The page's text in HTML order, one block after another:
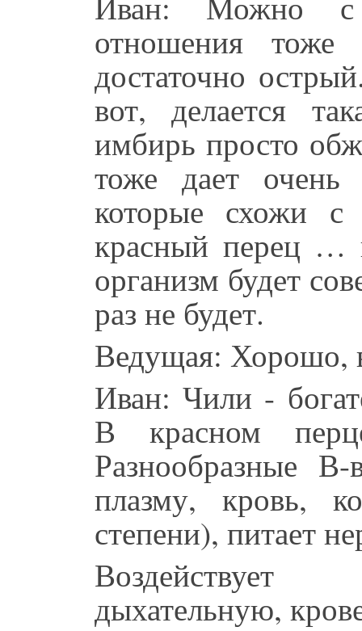
отношения
достаточно
вот, делается
имбирь просто
тоже дает
которые схожи
красный перец …
организм будет
раз не будет.
Ведущая: Хорошо,
Иван: Чили -
В красном
Разнообразные
плазму, кровь,
степени), питает
дыхательную,